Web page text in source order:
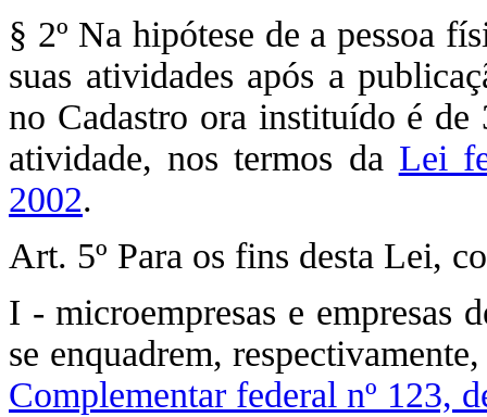
§ 2º Na hipótese de a pessoa
suas atividades após a
no Cadastro ora instituído é
atividade, nos termos da Lei
2002.
Art. 5º Para os fins desta Lei,
I - microempresas e empresas
se enquadrem,
Complementar federal nº 123,